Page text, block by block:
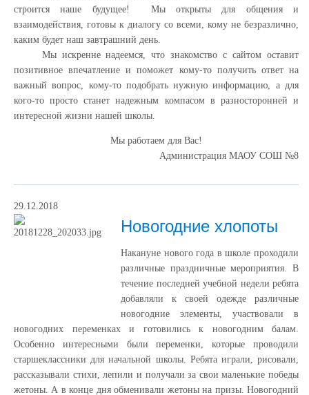
строится наше будущее! Мы открыты для общения и
взаимодействия, готовы к диалогу со всеми, кому не безразлично,
каким будет наш завтрашний день.
Мы искренне надеемся, что знакомство с сайтом оставит
позитивное впечатление и поможет кому-то получить ответ на
важный вопрос, кому-то подобрать нужную информацию, а для
кого-то просто станет надежным компасом в разносторонней и
интересной жизни нашей школы.
Мы работаем для Вас!
Администрация МАОУ СОШ №8
29.12.2018
Новогодние хлопоты
Накануне нового года в школе проходили
различные праздничные мероприятия. В
течение последней учебной недели ребята
добавляли к своей одежде различные
новогодние элементы, участвовали в
новогодних переменках и готовились к новогодним балам.
Особенно интересными были переменки, которые проводили
старшеклассники для начальной школы. Ребята играли, рисовали,
рассказывали стихи, лепили и получали за свои маленькие победы
жетоны. А в конце дня обменивали жетоны на призы. Новогодний